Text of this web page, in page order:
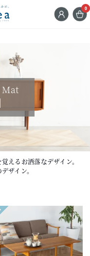
0
えるお洒落なデザイン。
ザイン。